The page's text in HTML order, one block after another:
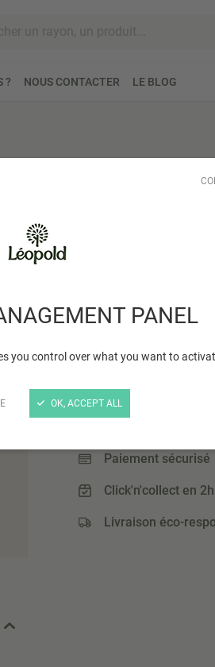
PANEL
you control over what you want to
OK, ACCEPT ALL
? NOUS CONTACTER LE BLOG
BRASSERIE PLORMEL
Bière bio
Bière Amber Ale
Paiement sécurisé
Click'n'collect en 2h
Livraison éco-